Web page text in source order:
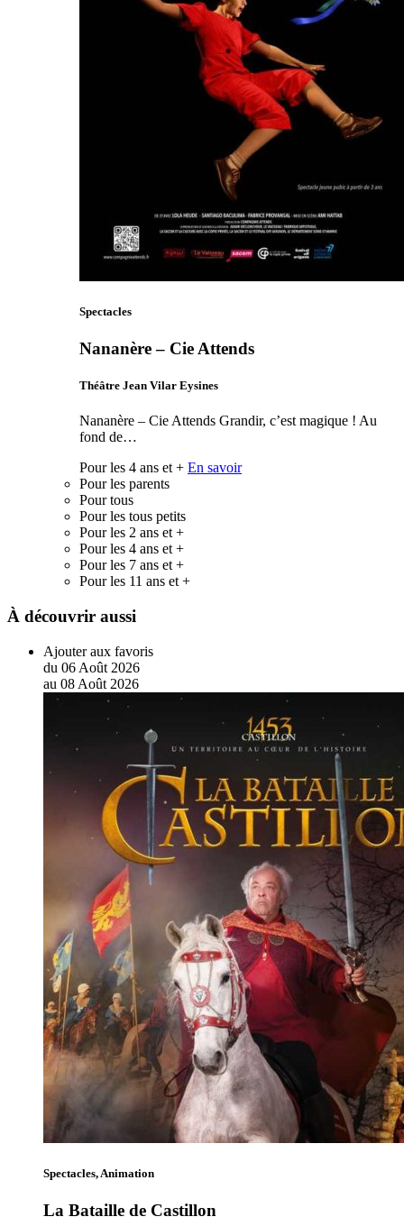
Spectacles
Nananère – Cie Attends
Théâtre Jean Vilar Eysines
Nananère – Cie Attends Grandir, c’est magique ! Au
fond de…
Pour les 4 ans et + En savoir
Pour les parents
Pour tous
Pour les tous petits
Pour les 2 ans et +
Pour les 4 ans et +
Pour les 7 ans et +
Pour les 11 ans et +
À découvrir aussi
Ajouter aux favoris
du 06 Août 2026
au 08 Août 2026
Spectacles, Animation
La Bataille de Castillon